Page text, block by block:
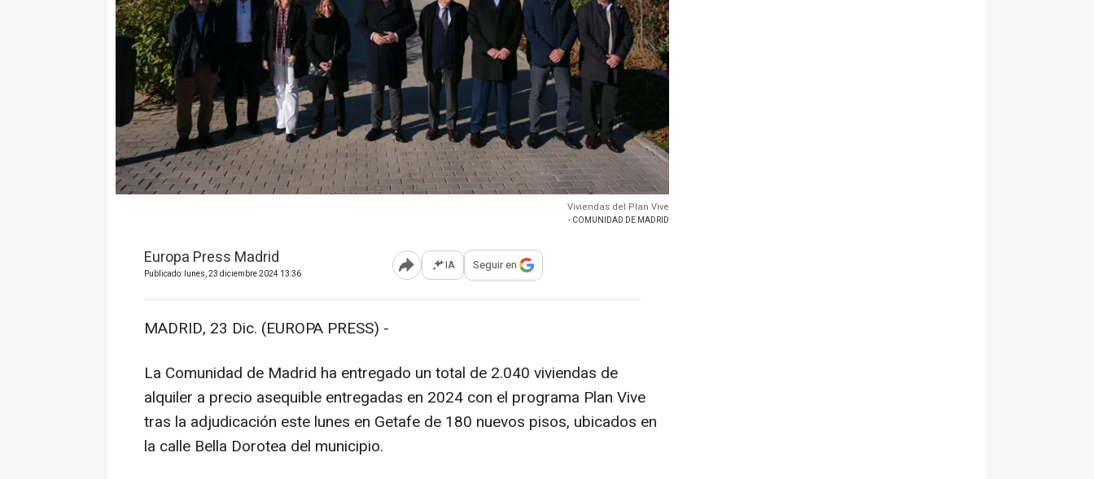
Viviendas del Plan Vive
- COMUNIDAD DE MADRID
Europa Press Madrid
Publicado: lunes, 23 diciembre 2024 13:36 Abrir opciones para compartir
IA Seguir en
MADRID, 23 Dic. (EUROPA PRESS) -
La Comunidad de Madrid ha entregado un total de 2.040 viviendas de
alquiler a precio asequible entregadas en 2024 con el programa Plan Vive
tras la adjudicación este lunes en Getafe de 180 nuevos pisos, ubicados en
la calle Bella Dorotea del municipio.